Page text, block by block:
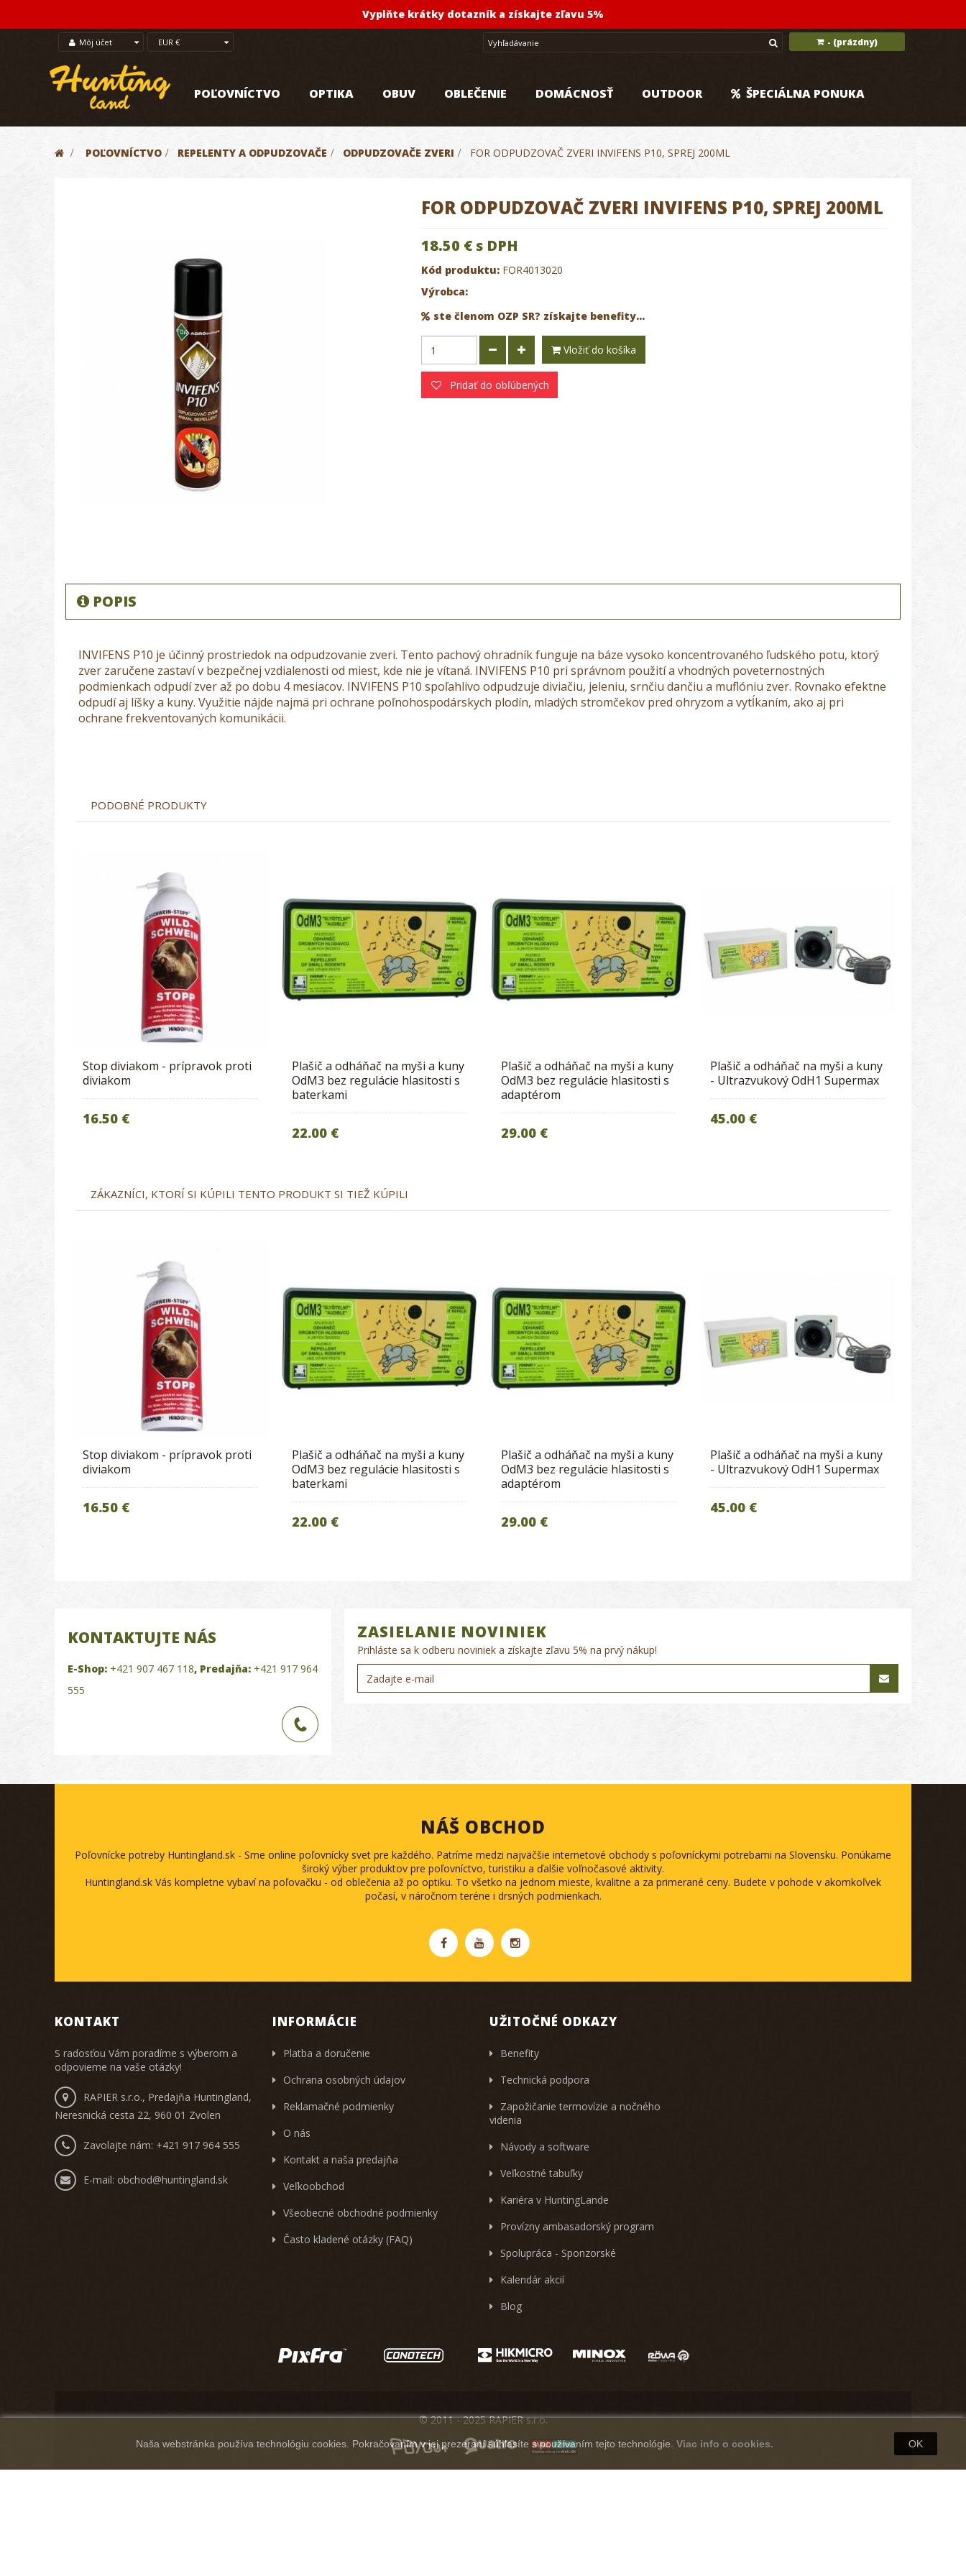
Vyplňte krátky dotazník a získajte zľavu 5%
- (prázdny)
Môj účet EUR €
POĽOVNÍCTVO OPTIKA OBUV OBLEČENIE DOMÁCNOSŤ OUTDOOR ŠPECIÁLNA PONUKA
> POĽOVNÍCTVO > REPELENTY A ODPUDZOVAČE > ODPUDZOVAČE ZVERI > FOR ODPUDZOVAČ ZVERI INVIFENS P10, SPREJ 200ML
FOR ODPUDZOVAČ ZVERI INVIFENS P10, SPREJ 200ML
18.50 €s DPH
Kód produktu: FOR4013020
Výrobca:
ste členom OZP SR? získajte benefity...
Vložiť do košíka
Pridať do obľúbených
POPIS
INVIFENS P10 je účinný prostriedok na odpudzovanie zveri. Tento pachový ohradník funguje na báze vysoko koncentrovaného ľudského potu, ktorý
zver zaručene zastaví v bezpečnej vzdialenosti od miest, kde nie je vítaná. INVIFENS P10 pri správnom použití a vhodných poveternostných
podmienkach odpudí zver až po dobu 4 mesiacov. INVIFENS P10 spoľahlivo odpudzuje diviačiu, jeleniu, srnčiu dančiu a muflóniu zver. Rovnako efektne
odpudí aj líšky a kuny. Využitie nájde najmä pri ochrane poľnohospodárskych plodín, mladých stromčekov pred ohryzom a vytĺkaním, ako aj pri
ochrane frekventovaných komunikácii.
PODOBNÉ PRODUKTY
Stop diviakom - prípravok proti
diviakom
16.50 €
Plašič a odháňač na myši a kuny
OdM3 bez regulácie hlasitosti s
baterkami
22.00 €
Plašič a odháňač na myši a kuny
OdM3 bez regulácie hlasitosti s
adaptérom
29.00 €
Plašič a odháňač na myši a kuny
- Ultrazvukový OdH1 Supermax
45.00 €
ZÁKAZNÍCI, KTORÍ SI KÚPILI TENTO PRODUKT SI TIEŽ KÚPILI
Stop diviakom - prípravok proti
diviakom
16.50 €
Plašič a odháňač na myši a kuny
OdM3 bez regulácie hlasitosti s
baterkami
22.00 €
Plašič a odháňač na myši a kuny
OdM3 bez regulácie hlasitosti s
adaptérom
29.00 €
Plašič a odháňač na myši a kuny
- Ultrazvukový OdH1 Supermax
45.00 €
KONTAKTUJTE NÁS
E-Shop: +421 907 467 118, Predajňa: +421 917 964
555
ZASIELANIE NOVINIEK
Prihláste sa k odberu noviniek a získajte zľavu 5% na prvý nákup!
NÁŠ OBCHOD
Poľovnícke potreby Huntingland.sk - Sme online poľovnícky svet pre každého. Patríme medzi najväčšie internetové obchody s poľovníckymi potrebami na Slovensku. Ponúkame
široký výber produktov pre poľovníctvo, turistiku a ďalšie voľnočasové aktivity.
Huntingland.sk Vás kompletne vybaví na poľovačku - od oblečenia až po optiku. To všetko na jednom mieste, kvalitne a za primerané ceny. Budete v pohode v akomkoľvek
počasí, v náročnom teréne i drsných podmienkach.
KONTAKT
S radosťou Vám poradíme s výberom a
odpovieme na vaše otázky!
RAPIER s.r.o., Predajňa Huntingland,
Neresnická cesta 22, 960 01 Zvolen
Zavolajte nám: +421 917 964 555
E-mail: obchod@huntingland.sk
INFORMÁCIE
Platba a doručenie
Ochrana osobných údajov
Reklamačné podmienky
O nás
Kontakt a naša predajňa
Veľkoobchod
Všeobecné obchodné podmienky
Často kladené otázky (FAQ)
UŽITOČNÉ ODKAZY
Benefity
Technická podpora
Zapožičanie termovízie a nočného
videnia
Návody a software
Veľkostné tabuľky
Kariéra v HuntingLande
Provízny ambasadorský program
Spolupráca - Sponzorské
Kalendár akcií
Blog
Naša webstránka používa technológiu cookies. Pokračovaním v jej prezeraní súhlasíte s používaním tejto technológie. Viac info o cookies. OK
© 2011 - 2025 RAPIER s.r.o.